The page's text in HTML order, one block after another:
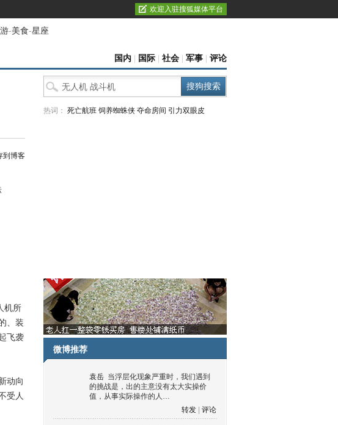
欢迎入驻搜狐媒体平台
-美食-星座
国内 国际 社会 军事 评论
到博客
机所
、装
飞袭
动向
受人
热词： 死亡航班 饲养蜘蛛侠 夺命房间 引力双眼皮
微博推荐
袁岳 当浮层化现象严重时，我们遇到
的挑战是，出的主意没有太大实操价
值，从事实际操作的人…
转发
评论